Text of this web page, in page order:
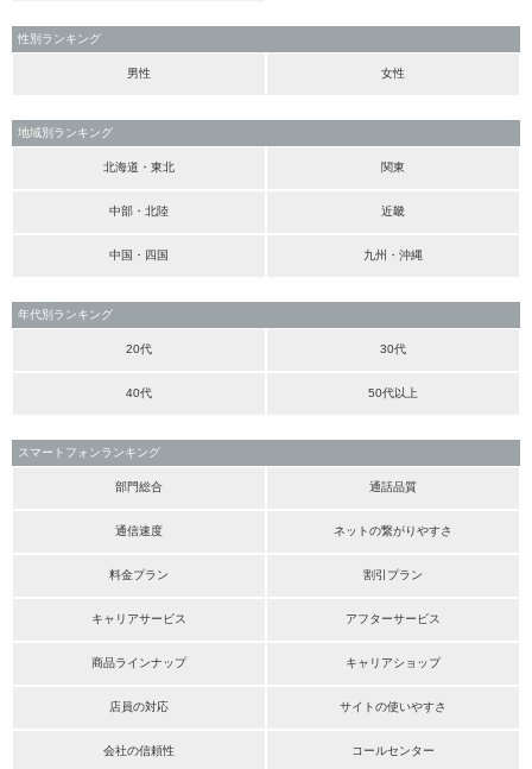
性別ランキング
男性 女性
地域別ランキング
北海道・東北 関東
中部・北陸 近畿
中国・四国 九州・沖縄
年代別ランキング
20代 30代
40代 50代以上
スマートフォンランキング
部門総合 通話品質
通信速度 ネットの繋がりやすさ
料金プラン 割引プラン
キャリアサービス アフターサービス
商品ラインナップ キャリアショップ
店員の対応 サイトの使いやすさ
会社の信頼性 コールセンター